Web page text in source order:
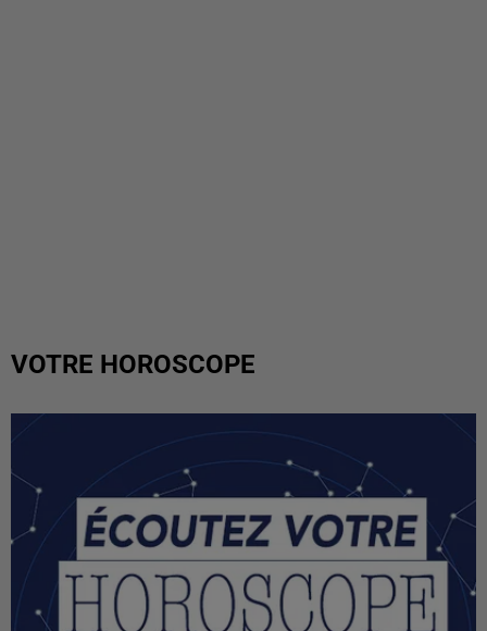
VOTRE HOROSCOPE